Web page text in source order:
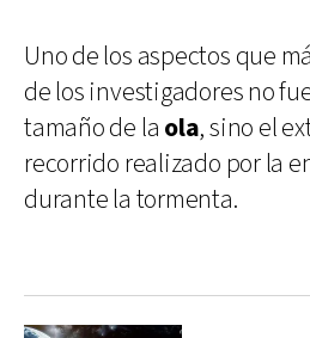
Uno de los aspectos que
de los investigadores no
tamaño de la ola, sino el
recorrido realizado por la
durante la tormenta.